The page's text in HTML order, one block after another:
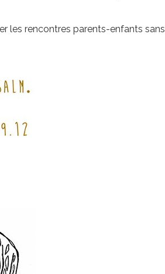
les rencontres parents-enfants sans